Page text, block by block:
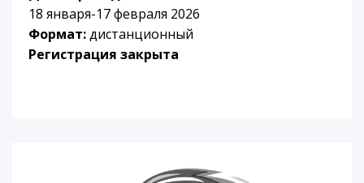
18 января-17 февраля 2026
Формат:дистанционный
Регистрация закрыта